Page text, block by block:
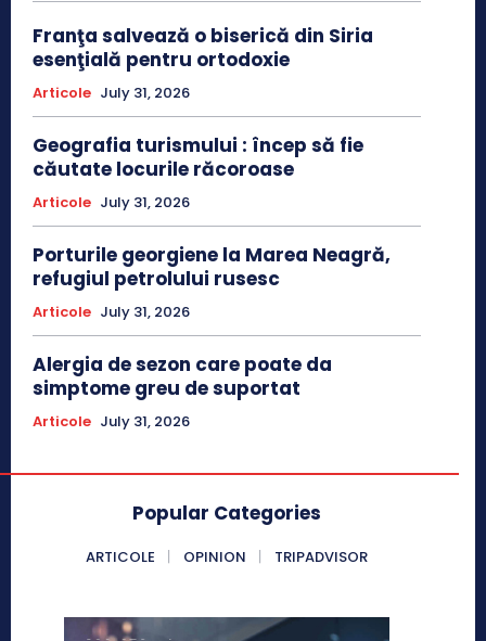
Franţa salvează o biserică din Siria
esenţială pentru ortodoxie
Articole July 31, 2026
Geografia turismului : încep să fie
căutate locurile răcoroase
Articole July 31, 2026
Porturile georgiene la Marea Neagră,
refugiul petrolului rusesc
Articole July 31, 2026
Alergia de sezon care poate da
simptome greu de suportat
Articole July 31, 2026
Popular Categories
ARTICOLE OPINION TRIPADVISOR